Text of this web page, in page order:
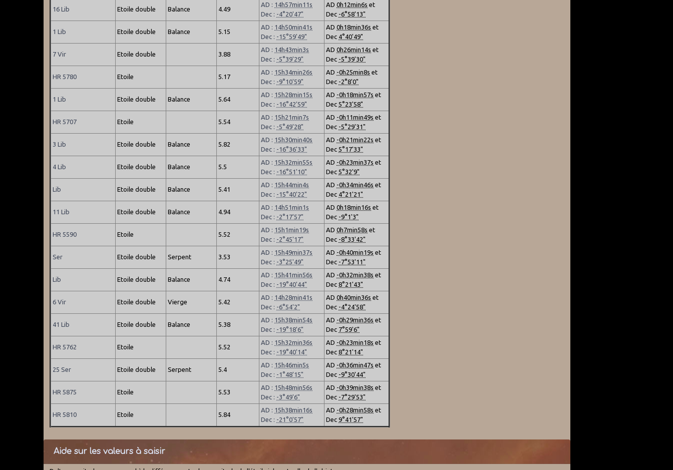
16 Lib Etoile double Balance 4.49
AD : 14h57min11s
Dec : -4°20'47"
AD0h12min6s et
Dec -6°58'13"
1 Lib Etoile double Balance 5.15
AD : 14h50min41s
Dec : -15°59'49"
AD0h18min36s et
Dec 4°40'49"
7 Vir Etoile double 3.88
AD : 14h43min3s
Dec : -5°39'29"
AD0h26min14s et
Dec -5°39'30"
HR 5780 Etoile 5.17
AD : 15h34min26s
Dec : -9°10'59"
AD -0h25min8s et
Dec -2°8'0"
1 Lib Etoile double Balance 5.64
AD : 15h28min15s
Dec : -16°42'59"
AD -0h18min57s et
Dec 5°23'58"
HR 5707 Etoile 5.54
AD : 15h21min7s
Dec : -5°49'28"
AD -0h11min49s et
Dec -5°29'31"
3 Lib Etoile double Balance 5.82
AD : 15h30min40s
Dec : -16°36'33"
AD -0h21min22s et
Dec 5°17'33"
4 Lib Etoile double Balance 5.5
AD : 15h32min55s
Dec : -16°51'10"
AD -0h23min37s et
Dec 5°32'9"
Lib Etoile double Balance 5.41
AD : 15h44min4s
Dec : -15°40'22"
AD -0h34min46s et
Dec 4°21'21"
11 Lib Etoile double Balance 4.94
AD : 14h51min1s
Dec : -2°17'57"
AD0h18min16s et
Dec -9°1'3"
HR 5590 Etoile 5.52
AD : 15h1min19s
Dec : -2°45'17"
AD0h7min58s et
Dec -8°33'42"
Ser Etoile double Serpent 3.53
AD : 15h49min37s
Dec : -3°25'49"
AD -0h40min19s et
Dec -7°53'11"
Lib Etoile double Balance 4.74
AD : 15h41min56s
Dec : -19°40'44"
AD -0h32min38s et
Dec8°21'43"
6 Vir Etoile double Vierge 5.42
AD : 14h28min41s
Dec : -6°54'2"
AD0h40min36s et
Dec -4°24'58"
41 Lib Etoile double Balance 5.38
AD : 15h38min54s
Dec : -19°18'6"
AD -0h29min36s et
Dec 7°59'6"
HR 5762 Etoile 5.52
AD : 15h32min36s
Dec : -19°40'14"
AD -0h23min18s et
Dec8°21'14"
25 Ser Etoile double Serpent 5.4
AD : 15h46min5s
Dec : -1°48'15"
AD -0h36min47s et
Dec -9°30'44"
HR 5875 Etoile 5.53
AD : 15h48min56s
Dec : -3°49'6"
AD -0h39min38s et
Dec -7°29'53"
HR 5810 Etoile 5.84
AD : 15h38min16s
Dec : -21°0'57"
AD -0h28min58s et
Dec9°41'57"
Aide sur les valeurs à saisir